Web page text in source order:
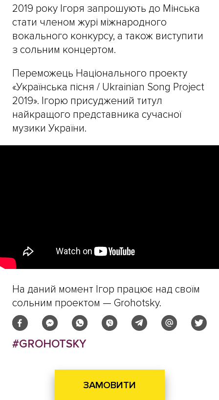
2019 року Ігоря запрошують до Мінська
стати членом журі міжнародного
вокального конкурсу, а також виступити
з сольним концертом.
Переможець Національного проекту
«Українська пісня / Ukrainian Song Project
2019». Ігорю присуджений титул
найкращого представника сучасної
музики України.
На даний момент Ігор працює над своїм
сольним проектом — Grohotsky.
#GROHOTSKY
ЗАМОВИТИ